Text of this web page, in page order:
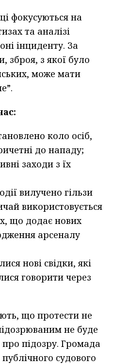
фокусуються на
та аналізі
інциденту. За
зброя, з якої було
може мати
коло осіб,
до нападу;
заходи з їх
вилучено гільзи
використовується
що додає нових
арсеналу
нові свідки, які
говорити через
що протести не
не буде
підозру. Громада
судового